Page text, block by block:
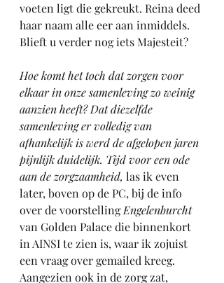
voeten ligt die gekreukt. Reina deed
haar naam alle eer aan inmiddels.
Blieft u verder nog iets Majesteit?
Hoe komt het toch dat zorgen voor
elkaar in onze samenleving zo weinig
aanzien heeft? Dat diezelfde
samenleving er volledig van
afhankelijk is werd de afgelopen jaren
pijnlijk duidelijk. Tijd voor een ode
aan de zorgzaamheid, las ik even
later, boven op de PC, bij de info
over de voorstelling Engelenburcht
van Golden Palace die binnenkort
in AINSI te zien is, waar ik zojuist
een vraag over gemailed kreeg.
Aangezien ook in de zorg zat,